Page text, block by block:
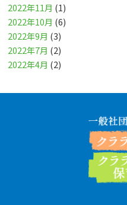
2022年11月 (1)
2022年10月 (6)
2022年9月 (3)
2022年7月 (2)
2022年4月 (2)